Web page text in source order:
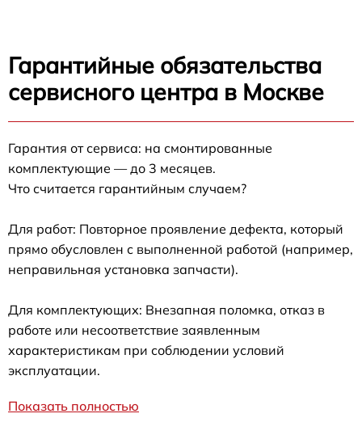
Гарантийные обязательства
сервисного центра в Москве
Гарантия от сервиса: на смонтированные
комплектующие — до 3 месяцев.
Что считается гарантийным случаем?
Для работ: Повторное проявление дефекта, который
прямо обусловлен с выполненной работой (например,
неправильная установка запчасти).
Для комплектующих: Внезапная поломка, отказ в
работе или несоответствие заявленным
характеристикам при соблюдении условий
эксплуатации.
Показать полностью